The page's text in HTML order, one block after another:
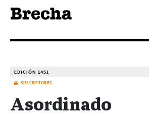
EDICIÓN 1451
SUSCRIPTORES
Asordinado